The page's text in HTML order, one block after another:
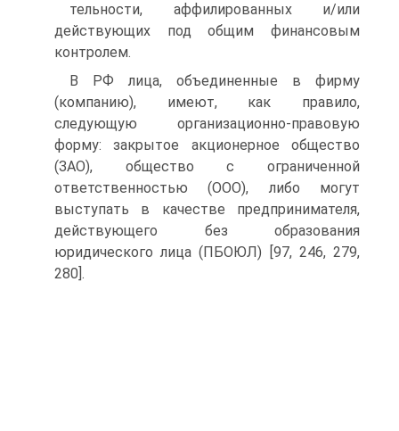
тельности, аффилированных и/или
действующих под общим финансовым
контролем.
В РФ лица, объединенные в фирму
(компанию), имеют, как правило,
следующую организационно-правовую
форму: закрытое акционерное общество
(ЗАО), общество с ограниченной
ответственностью (ООО), либо могут
выступать в качестве предпринимателя,
действующего без образования
юридического лица (ПБОЮЛ) [97, 246, 279,
280].